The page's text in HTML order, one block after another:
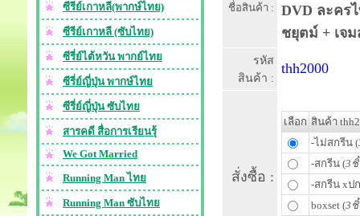
ซีรีย์เกาหลี(พากษ์ไทย)
ซีรีย์เกาหลี (ซับไทย)
ซีรี่ย์ไต้หวัน พากย์ไทย
ซีรี่ย์ญี่ปุ่น พากษ์ไทย
ซีรี่ย์ญี่ปุ่น ซับไทย
สารคดี สื่อการเรียนรุ้
We Got Married
Running Man ไทย
Running Man ซับไทย
ชื่อสินค้า :
DVD ละคร
ชยุตม์ + เจ
รหัส
สินค้า :
thh2000
สั่งซื้อ :
เลือก สินค้า
-ไม่สกรีน (
-สกรีน (3
-สกรีน xป
boxset (3